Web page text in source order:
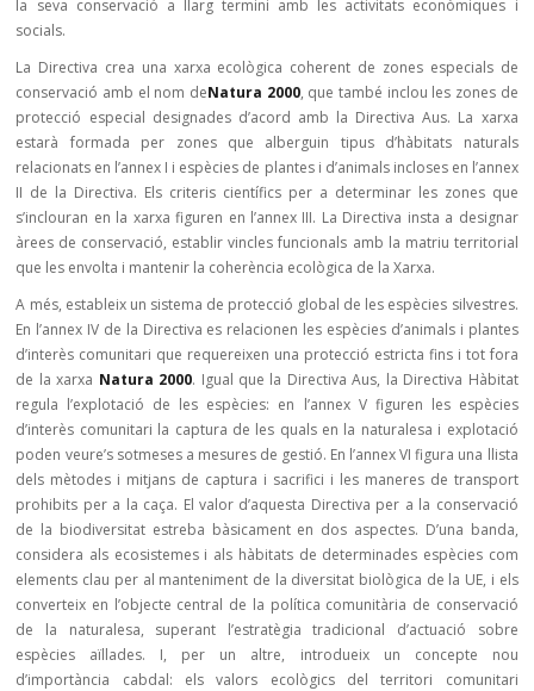
la seva conservació a llarg termini amb les activitats econòmiques i
socials.
La Directiva crea una xarxa ecològica coherent de zones especials de
conservació amb el nom deNatura 2000, que també inclou les zones de
protecció especial designades d’acord amb la Directiva Aus. La xarxa
estarà formada per zones que alberguin tipus d’hàbitats naturals
relacionats en l’annex I i espècies de plantes i d’animals incloses en l’annex
II de la Directiva. Els criteris científics per a determinar les zones que
s’inclouran en la xarxa figuren en l’annex III. La Directiva insta a designar
àrees de conservació, establir vincles funcionals amb la matriu territorial
que les envolta i mantenir la coherència ecològica de la Xarxa.
A més, estableix un sistema de protecció global de les espècies silvestres.
En l’annex IV de la Directiva es relacionen les espècies d’animals i plantes
d’interès comunitari que requereixen una protecció estricta fins i tot fora
de la xarxa Natura 2000. Igual que la Directiva Aus, la Directiva Hàbitat
regula l’explotació de les espècies: en l’annex V figuren les espècies
d’interès comunitari la captura de les quals en la naturalesa i explotació
poden veure’s sotmeses a mesures de gestió. En l’annex VI figura una llista
dels mètodes i mitjans de captura i sacrifici i les maneres de transport
prohibits per a la caça. El valor d’aquesta Directiva per a la conservació
de la biodiversitat estreba bàsicament en dos aspectes. D’una banda,
considera als ecosistemes i als hàbitats de determinades espècies com
elements clau per al manteniment de la diversitat biològica de la UE, i els
converteix en l’objecte central de la política comunitària de conservació
de la naturalesa, superant l’estratègia tradicional d’actuació sobre
espècies aïllades. I, per un altre, introdueix un concepte nou
d’importància cabdal: els valors ecològics del territori comunitari